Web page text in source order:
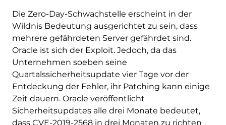
Die Zero-Day-Schwachstelle erscheint in der
Wildnis Bedeutung ausgerichtet zu sein, dass
mehrere gefährdeten Server gefährdet sind.
Oracle ist sich der Exploit. Jedoch, da das
Unternehmen soeben seine
Quartalssicherheitsupdate vier Tage vor der
Entdeckung der Fehler, ihr Patching kann einige
Zeit dauern. Oracle veröffentlicht
Sicherheitsupdates alle drei Monate bedeutet,
dass CVE-2019-2568 in drei Monaten zu richten